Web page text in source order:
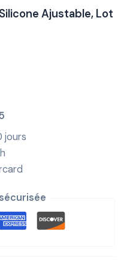
Ajustable, Lot
jours